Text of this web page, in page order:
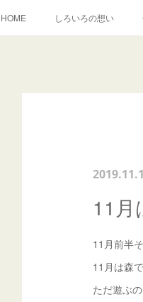
HOME しろいろの想い
11月
11月前半
11月は森
ただ遊ぶ